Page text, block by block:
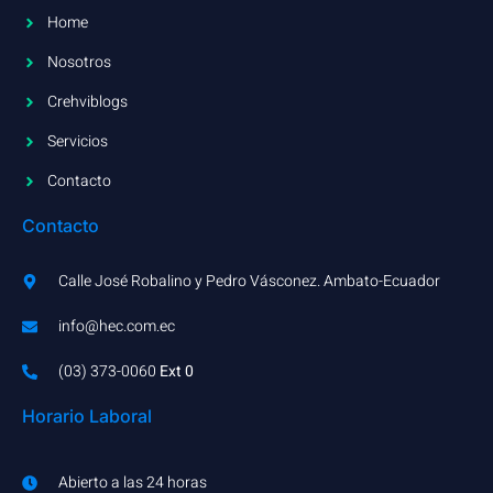
Home
Nosotros
Crehviblogs
Servicios
Contacto
Contacto
Calle José Robalino y Pedro Vásconez. Ambato-Ecuador
info@hec.com.ec
(03) 373-0060​ Ext 0
Horario Laboral
Abierto a las 24 horas